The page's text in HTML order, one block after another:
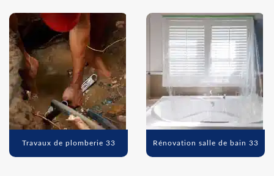
Travaux de plomberie 33 Rénovation salle de bain 33